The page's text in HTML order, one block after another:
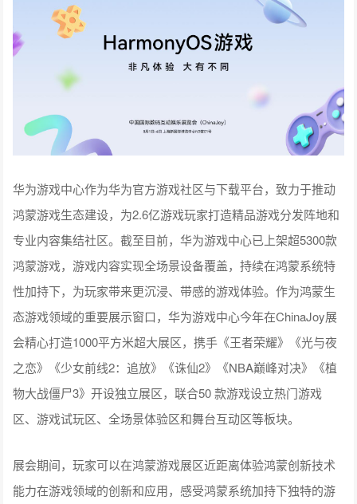
华为游戏中心作为华为官方游戏社区与下载平台，致力于推动
鸿蒙游戏生态建设，为2.6亿游戏玩家打造精品游戏分发阵地和
专业内容集结社区。截至目前，华为游戏中心已上架超5300款
鸿蒙游戏，游戏内容实现全场景设备覆盖，持续在鸿蒙系统特
性加持下，为玩家带来更沉浸、带感的游戏体验。作为鸿蒙生
态游戏领域的重要展示窗口，华为游戏中心今年在ChinaJoy展
会精心打造1000平方米超大展区，携手《王者荣耀》《光与夜
之恋》《少女前线2：追放》《诛仙2》《NBA巅峰对决》《植
物大战僵尸3》开设独立展区，联合50 款游戏设立热门游戏
区、游戏试玩区、全场景体验区和舞台互动区等板块。
展会期间，玩家可以在鸿蒙游戏展区近距离体验鸿蒙创新技术
能力在游戏领域的创新和应用，感受鸿蒙系统加持下独特的游